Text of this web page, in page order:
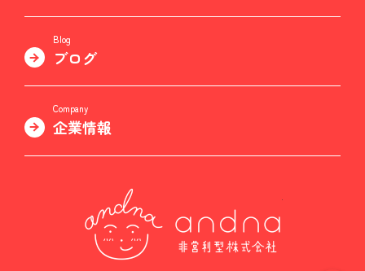
Blog
ブログ
Company
企業情報